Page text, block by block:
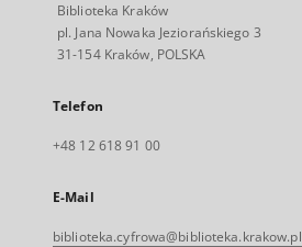
Biblioteka Kraków
pl. Jana Nowaka Jeziorańskiego 3
31-154 Kraków, POLSKA
Telefon
+48 12 618 91 00
E-Mail
biblioteka.cyfrowa@biblioteka.krakow.pl